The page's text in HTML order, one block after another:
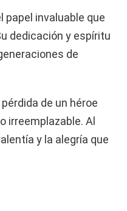
invaluable que
dedicación y espíritu
de
de un héroe
irreemplazable. Al
y la alegría que